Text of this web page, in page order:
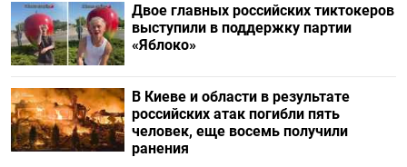
Двое главных российских тиктокеров
выступили в поддержку партии
«Яблоко»
В Киеве и области в результате
российских атак погибли пять
человек, еще восемь получили
ранения